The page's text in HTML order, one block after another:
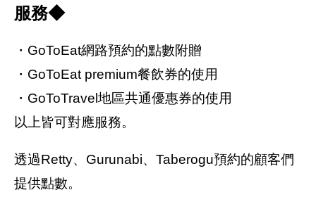
服務◆
・GoToEat網路預約的點數附贈
・GoToEat premium餐飲券的使用
・GoToTravel地區共通優惠券的使用
以上皆可對應服務。
透過Retty、Gurunabi、Taberogu預約的顧客們
提供點數。